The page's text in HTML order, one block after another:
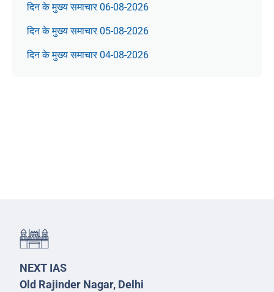
दिन के मुख्य समाचार 06-08-2026
दिन के मुख्य समाचार 05-08-2026
दिन के मुख्य समाचार 04-08-2026
NEXT IAS
Old Rajinder Nagar, Delhi